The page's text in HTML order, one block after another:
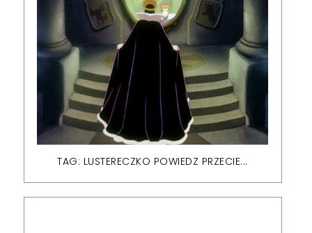
TAG: LUSTERECZKO POWIEDZ PRZECIE...